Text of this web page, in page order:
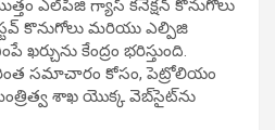
ఎల్‌పిజి గ్యాస్ కనెక్షన్ కొనుగోలు
కొనుగోలు మరియు ఎల్పిజి
కేంద్రం భరిస్తుంది.
సమాచారం కోసం, పెట్రోలియం
శాఖ యొక్క వెబ్‌సైట్‌ను